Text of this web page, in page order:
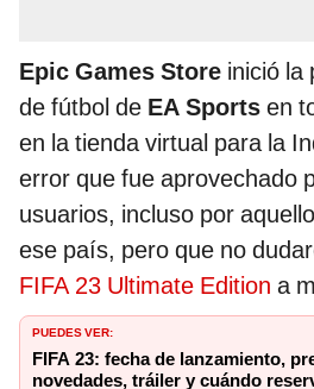
Epic Games Store inició la
de fútbol de EA Sports en
en la tienda virtual para la
error que fue aprovechado
usuarios, incluso por
ese país, pero que no
FIFA 23 Ultimate Edition a
PUEDES VER:
FIFA 23: fecha de lanzamiento,
novedades, tráiler y cuándo